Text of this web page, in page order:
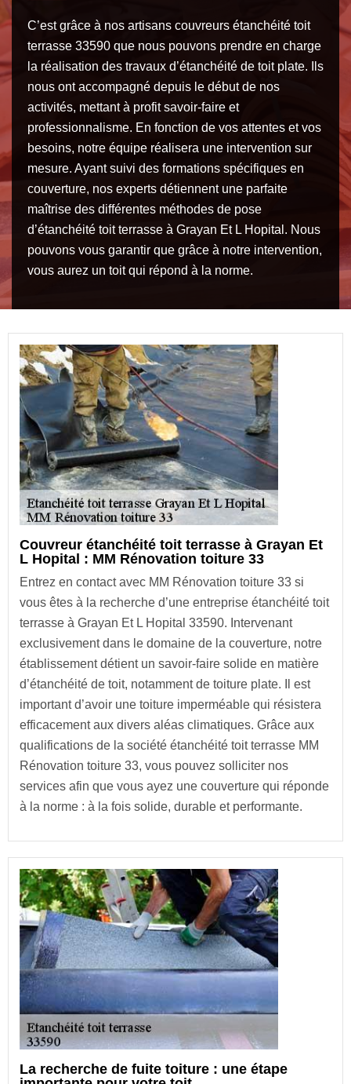
C’est grâce à nos artisans couvreurs étanchéité toit
terrasse 33590 que nous pouvons prendre en charge
la réalisation des travaux d’étanchéité de toit plate. Ils
nous ont accompagné depuis le début de nos
activités, mettant à profit savoir-faire et
professionnalisme. En fonction de vos attentes et vos
besoins, notre équipe réalisera une intervention sur
mesure. Ayant suivi des formations spécifiques en
couverture, nos experts détiennent une parfaite
maîtrise des différentes méthodes de pose
d’étanchéité toit terrasse à Grayan Et L Hopital. Nous
pouvons vous garantir que grâce à notre intervention,
vous aurez un toit qui répond à la norme.
Couvreur étanchéité toit terrasse à Grayan Et
L Hopital : MM Rénovation toiture 33
Entrez en contact avec MM Rénovation toiture 33 si
vous êtes à la recherche d’une entreprise étanchéité toit
terrasse à Grayan Et L Hopital 33590. Intervenant
exclusivement dans le domaine de la couverture, notre
établissement détient un savoir-faire solide en matière
d’étanchéité de toit, notamment de toiture plate. Il est
important d’avoir une toiture imperméable qui résistera
efficacement aux divers aléas climatiques. Grâce aux
qualifications de la société étanchéité toit terrasse MM
Rénovation toiture 33, vous pouvez solliciter nos
services afin que vous ayez une couverture qui réponde
à la norme : à la fois solide, durable et performante.
La recherche de fuite toiture : une étape